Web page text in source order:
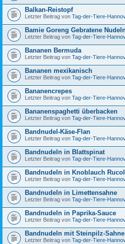
Balkan-Reistopf
Letzter Beitrag von Tag-der-Tiere-
Bamie Goreng Gebratene
Letzter Beitrag von Tag-der-Tiere-
Bananen Bermuda
Letzter Beitrag von Tag-der-Tiere-
Bananen mexikanisch
Letzter Beitrag von Tag-der-Tiere-
Bananencrepes
Letzter Beitrag von Tag-der-Tiere-
Bananenspaghetti überbacken
Letzter Beitrag von Tag-der-Tiere-
Bandnudel-Käse-Flan
Letzter Beitrag von Tag-der-Tiere-
Bandnudeln in Blattspinat
Letzter Beitrag von Tag-der-Tiere-
Bandnudeln in Knoblauch
Letzter Beitrag von Tag-der-Tiere-
Bandnudeln in Limettensahne
Letzter Beitrag von Tag-der-Tiere-
Bandnudeln in Paprika-Sauce
Letzter Beitrag von Tag-der-Tiere-
Bandnudeln mit Steinpilz-Sahne
Letzter Beitrag von Tag-der-Tiere-